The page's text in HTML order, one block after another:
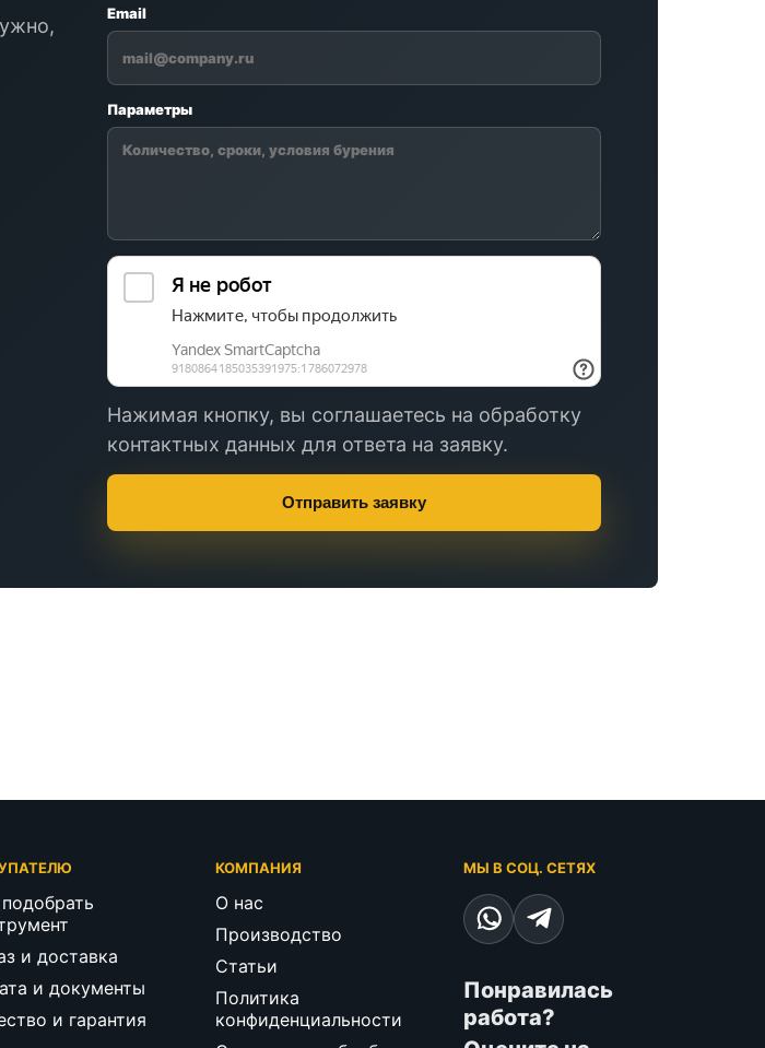
Email
Параметры
Нажимая кнопку, вы соглашаетесь на обработку
контактных данных для ответа на заявку.
Отправить заявку
и доставка
и документы
и гарантия
КОМПАНИЯ
О нас
Производство
Статьи
Политика
конфиденциальности
МЫ В СОЦ. СЕТЯХ
Понравилась
работа?